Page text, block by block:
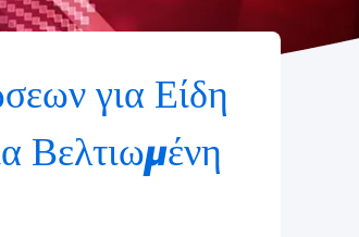
για Είδη
Βελτιωμένη